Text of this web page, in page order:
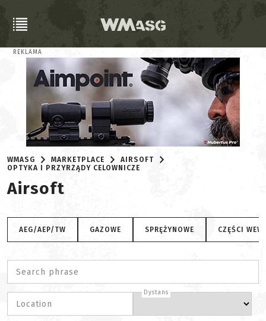
REKLAMA
WMASG MARKETPLACE
AIRSOFT
OPTYKA I PRZYRZĄDY CELOWNICZE
Airsoft
AEG/AEP/TW GAZOWE SPRĘŻYNOWE CZĘŚCI
Search phrase
Location
Dystans